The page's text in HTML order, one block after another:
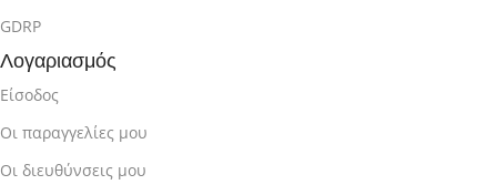
GDRP
Λογαριασμός
Είσοδος
Οι παραγγελίες μου
Οι διευθύνσεις μου